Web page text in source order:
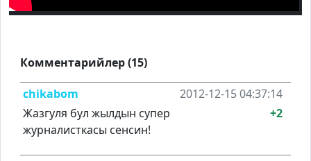
Комментарийлер (15)
chikabom
2012-12-15 04:37:14
Жазгуля бул жылдын супер
журналисткасы сенсин!
+2